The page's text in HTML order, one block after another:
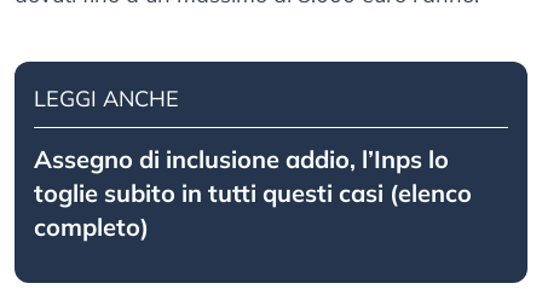
LEGGI ANCHE
Assegno di inclusione addio, l’Inps lo
toglie subito in tutti questi casi (elenco
completo)